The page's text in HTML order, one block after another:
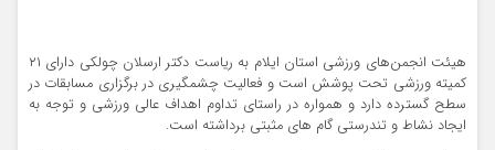
هیئت انجمن‌های ورزشی استان ایلام به ریاست دکتر ارسلان‌ چولکی دارای ۲۱
کمیته ورزشی تحت پوشش است و فعالیت چشمگیری در برگزاری مسابقات در
سطح گسترده دارد و همواره در راستای تداوم اهداف عالی ورزشی و توجه به
ایجاد نشاط و تندرستی گام های مثبتی برداشته است.